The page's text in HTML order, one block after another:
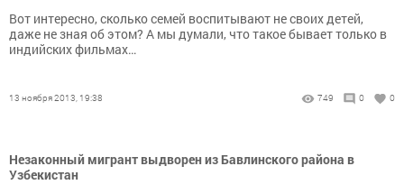
Вот интересно, сколько семей воспитывают не своих детей,
даже не зная об этом? А мы думали, что такое бывает только в
индийских фильмах…
13 ноября 2013, 19:38 749 0 0
Незаконный мигрант выдворен из Бавлинского района в
Узбекистан